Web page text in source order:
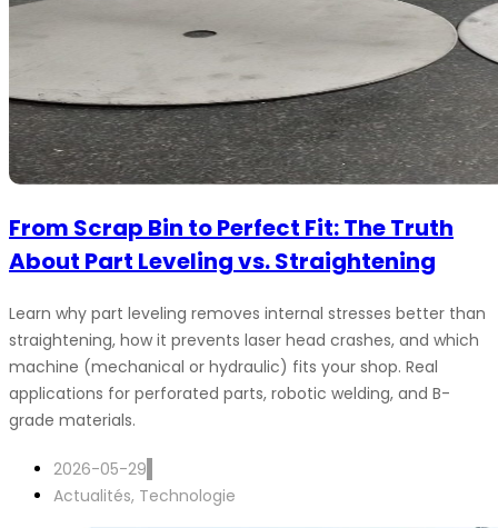
From Scrap Bin to Perfect Fit: The Truth
About Part Leveling vs. Straightening
Learn why part leveling removes internal stresses better than
straightening, how it prevents laser head crashes, and which
machine (mechanical or hydraulic) fits your shop. Real
applications for perforated parts, robotic welding, and B-
grade materials.
2026-05-29
Actualités, Technologie